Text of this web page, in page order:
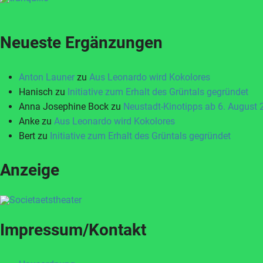
Neueste Ergänzungen
Anton Launer zu Aus Leonardo wird Kokolores
Hanisch zu Initiative zum Erhalt des Grüntals gegründet
Anna Josephine Bock zu Neustadt-Kinotipps ab 6. August
Anke zu Aus Leonardo wird Kokolores
Bert zu Initiative zum Erhalt des Grüntals gegründet
Anzeige
Impressum/Kontakt